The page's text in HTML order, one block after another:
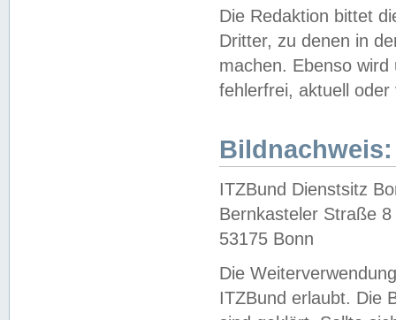
Die Redaktion bittet
Dritter, zu denen in
machen. Ebenso
fehlerfrei, aktuell oder
Bildnachweis:
ITZBund Dienstsitz
Bernkasteler Straße 8
53175 Bonn
Die
ITZBund erlaubt. Die